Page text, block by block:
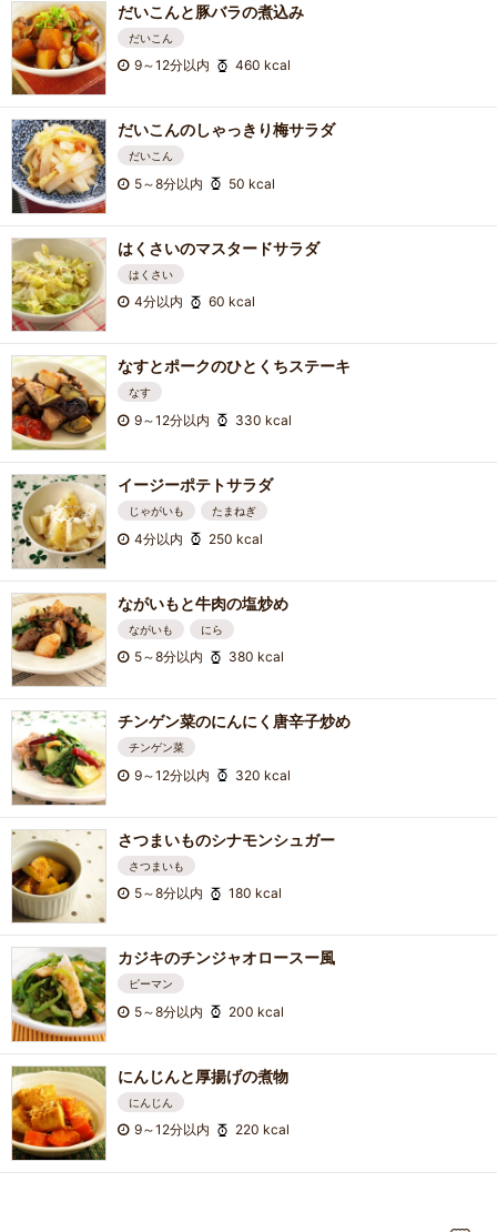
だいこんと豚バラの煮込み
だいこん
9～12分以内 460 kcal
だいこんのしゃっきり梅サラダ
だいこん
5～8分以内 50 kcal
はくさいのマスタードサラダ
はくさい
4分以内 60 kcal
なすとポークのひとくちステーキ
なす
9～12分以内 330 kcal
イージーポテトサラダ
じゃがいも たまねぎ
4分以内 250 kcal
ながいもと牛肉の塩炒め
ながいも にら
5～8分以内 380 kcal
チンゲン菜のにんにく唐辛子炒め
チンゲン菜
9～12分以内 320 kcal
さつまいものシナモンシュガー
さつまいも
5～8分以内 180 kcal
カジキのチンジャオロースー風
ピーマン
5～8分以内 200 kcal
にんじんと厚揚げの煮物
にんじん
9～12分以内 220 kcal